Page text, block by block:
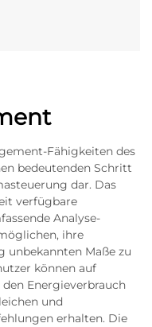
Fähigkeiten des
bedeutenden Schritt
dar. Das
verfügbare
Analyse-
ihre
unbekannten Maße zu
können auf
Energieverbrauch
und
erhalten. Die